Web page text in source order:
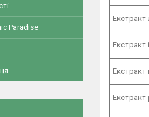
Екстракт
Екстракт
Екстракт
Екстракт
Paradise